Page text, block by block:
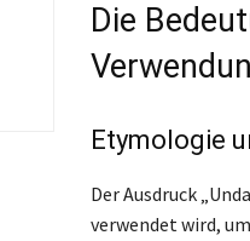
Die
Etymologie
Der Ausdruck
verwendet wird,